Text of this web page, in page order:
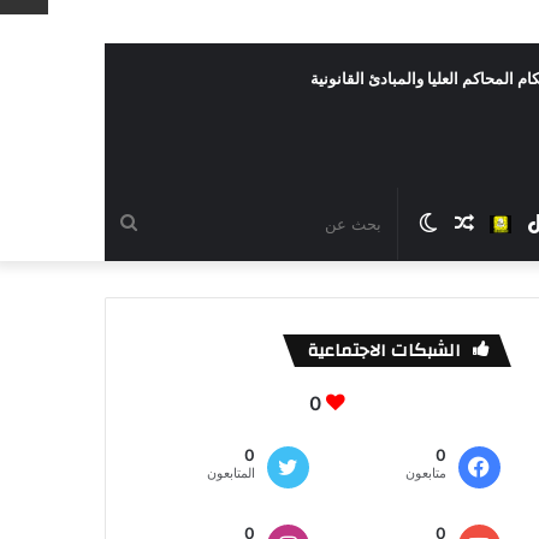
المحاكم العليا والمبادئ القانونية
بحث
عن
الوضع
المظلم
مقال
عشوائي
سناب
شات
TikTok
الشبكات الاجتماعية
0
0
متابعون
0
المتابعون
0
0